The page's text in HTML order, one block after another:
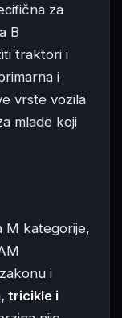
za
B
traktori i
i
vrste vozila
mlade koji
M kategorije,
i
tricikle i